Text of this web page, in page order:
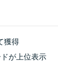
獲得
が上位表示